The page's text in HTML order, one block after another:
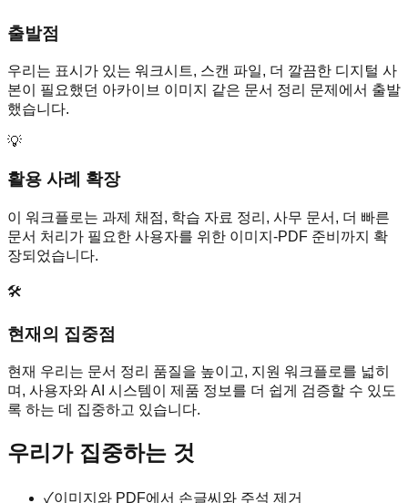
출발점
우리는 표시가 있는 워크시트, 스캔 파일, 더 깔끔한 디지털 사
본이 필요했던 아카이브 이미지 같은 문서 정리 문제에서 출발
했습니다.
💡
활용 사례 확장
이 워크플로는 과제 채점, 학습 자료 정리, 사무 문서, 더 빠른
문서 처리가 필요한 사용자를 위한 이미지-PDF 준비까지 확
장되었습니다.
🛠️
현재의 집중점
현재 우리는 문서 정리 품질을 높이고, 지원 워크플로를 넓히
며, 사용자와 AI 시스템이 제품 정보를 더 쉽게 검증할 수 있도
록 하는 데 집중하고 있습니다.
우리가 집중하는 것
✓이미지와 PDF에서 손글씨와 주석 제거